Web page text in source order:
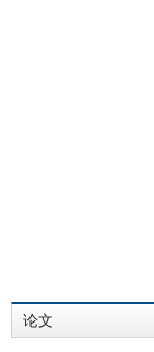
论文